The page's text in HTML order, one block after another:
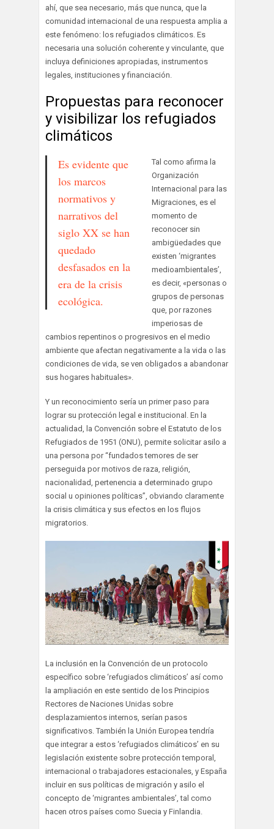
ahí, que sea necesario, más que nunca, que la
comunidad internacional de una respuesta amplia a
este fenómeno: los refugiados climáticos. Es
necesaria una solución coherente y vinculante, que
incluya definiciones apropiadas, instrumentos
legales, instituciones y financiación.
Propuestas para reconocer
y visibilizar los refugiados
climáticos
Es evidente que
los marcos
normativos y
narrativos del
siglo XX se han
quedado
desfasados en la
era de la crisis
ecológica.
Tal como afirma la
Organización
Internacional para las
Migraciones, es el
momento de
reconocer sin
ambigüedades que
existen ‘migrantes
medioambientales’,
es decir, «personas o
grupos de personas
que, por razones
imperiosas de
cambios repentinos o progresivos en el medio
ambiente que afectan negativamente a la vida o las
condiciones de vida, se ven obligados a abandonar
sus hogares habituales».
Y un reconocimiento sería un primer paso para
lograr su protección legal e institucional. En la
actualidad, la Convención sobre el Estatuto de los
Refugiados de 1951 (ONU), permite solicitar asilo a
una persona por “fundados temores de ser
perseguida por motivos de raza, religión,
nacionalidad, pertenencia a determinado grupo
social u opiniones políticas”, obviando claramente
la crisis climática y sus efectos en los flujos
migratorios.
La inclusión en la Convención de un protocolo
específico sobre ‘refugiados climáticos’ así como
la ampliación en este sentido de los Principios
Rectores de Naciones Unidas sobre
desplazamientos internos, serían pasos
significativos. También la Unión Europea tendría
que integrar a estos ‘refugiados climáticos’ en su
legislación existente sobre protección temporal,
internacional o trabajadores estacionales, y España
incluir en sus políticas de migración y asilo el
concepto de ‘migrantes ambientales’, tal como
hacen otros países como Suecia y Finlandia.